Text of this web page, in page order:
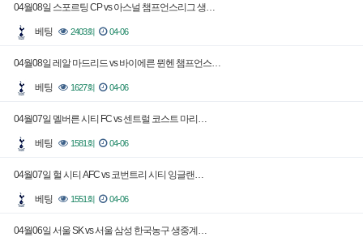
04월08일 스포르팅 CP vs 아스널 챔프언스리그 생…
베팅 2403회 04-06
04월08일 레알 마드리드 vs 바이에른 뮌헨 챔프언스…
베팅 1627회 04-06
04월07일 멜버른 시티 FC vs 센트럴 코스트 마리…
베팅 1581회 04-06
04월07일 헐 시티 AFC vs 코번트리 시티 잉글랜…
베팅 1551회 04-06
04월06일 서울 SK vs 서울 삼성 한국농구 생중계…